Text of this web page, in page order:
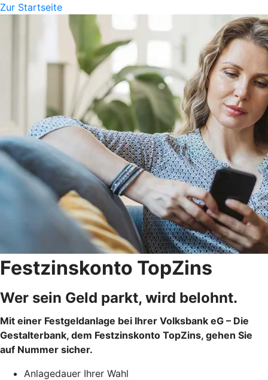
Zur Startseite
Festzinskonto TopZins
Wer sein Geld parkt, wird belohnt.
Mit einer Festgeldanlage bei Ihrer Volksbank eG – Die
Gestalterbank, dem Festzinskonto TopZins, gehen Sie
auf Nummer sicher.
Anlagedauer Ihrer Wahl